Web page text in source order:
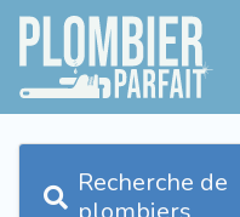
Recherche de